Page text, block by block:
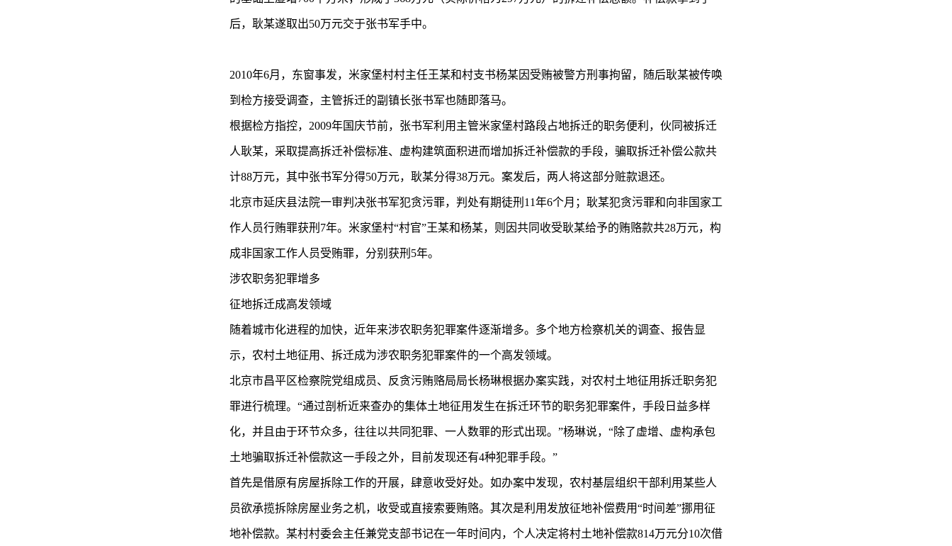
后，耿某遂取出50万元交于张书军手中。
2010年6月，东窗事发，米家堡村村主任王某和村支书杨某因受贿被警方刑事拘留，随后耿某被传唤
到检方接受调查，主管拆迁的副镇长张书军也随即落马。
根据检方指控，2009年国庆节前，张书军利用主管米家堡村路段占地拆迁的职务便利，伙同被拆迁
人耿某，采取提高拆迁补偿标准、虚构建筑面积进而增加拆迁补偿款的手段，骗取拆迁补偿公款共
计88万元，其中张书军分得50万元，耿某分得38万元。案发后，两人将这部分赃款退还。
北京市延庆县法院一审判决张书军犯贪污罪，判处有期徒刑11年6个月；耿某犯贪污罪和向非国家工
作人员行贿罪获刑7年。米家堡村“村官”王某和杨某，则因共同收受耿某给予的贿赂款共28万元，构
成非国家工作人员受贿罪，分别获刑5年。
涉农职务犯罪增多
征地拆迁成高发领域
随着城市化进程的加快，近年来涉农职务犯罪案件逐渐增多。多个地方检察机关的调查、报告显
示，农村土地征用、拆迁成为涉农职务犯罪案件的一个高发领域。
北京市昌平区检察院党组成员、反贪污贿赂局局长杨琳根据办案实践，对农村土地征用拆迁职务犯
罪进行梳理。“通过剖析近来查办的集体土地征用发生在拆迁环节的职务犯罪案件，手段日益多样
化，并且由于环节众多，往往以共同犯罪、一人数罪的形式出现。”杨琳说，“除了虚增、虚构承包
土地骗取拆迁补偿款这一手段之外，目前发现还有4种犯罪手段。”
首先是借原有房屋拆除工作的开展，肆意收受好处。如办案中发现，农村基层组织干部利用某些人
员欲承揽拆除房屋业务之机，收受或直接索要贿赂。其次是利用发放征地补偿费用“时间差”挪用征
地补偿款。某村村委会主任兼党支部书记在一年时间内，个人决定将村土地补偿款814万元分10次借